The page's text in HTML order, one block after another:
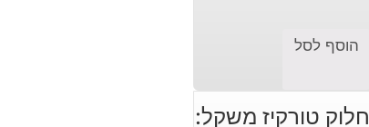
הוסף לסל
חלוק טורקיז משקל: